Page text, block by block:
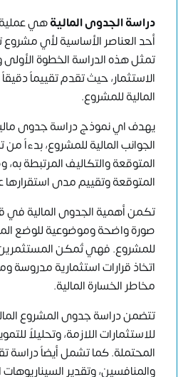
دراسة الجدوى الماليةهي عملية
أحد العناصر الأساسية لأي
تمثل هذه الدراسة الخطوة
الاستثمار، حيث تقدم تقييماً
المالية للمشروع.
يهدف اي نموذج دراسة جدوى
الجوانب المالية للمشروع، بدءاً من
المتوقعة والتكاليف المرتبطة به،
المتوقعة وتقييم مدى
تكمن أهمية الجدوى المالية في
صورة واضحة وموضوعية للوضع
للمشروع. فهي تُمكن
اتخاذ قرارات استثمارية مدروسة
مخاطر الخسارة المالية.
تتضمندراسة جدوى المشروع
للاستثمارات اللازمة، وتحليلاً
المحتملة. كما تشمل أيضاًدراسة
والمنافسين، وتقدير السيناريوهات